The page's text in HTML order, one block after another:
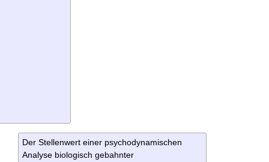
Der Stellenwert einer psychodynamischen
Analyse biologisch gebahnter